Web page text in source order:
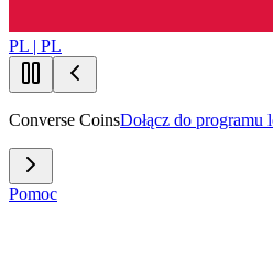
PL | PL
Converse CoinsDołącz do programu
Pomoc